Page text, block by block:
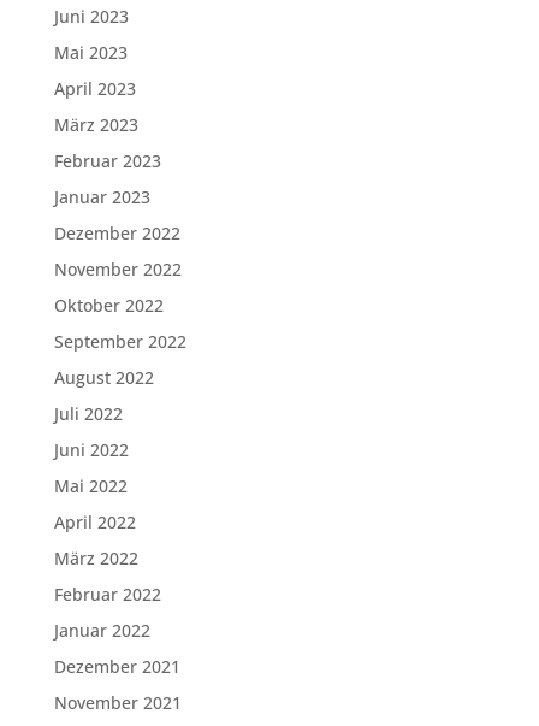
Juni 2023
Mai 2023
April 2023
März 2023
Februar 2023
Januar 2023
Dezember 2022
November 2022
Oktober 2022
September 2022
August 2022
Juli 2022
Juni 2022
Mai 2022
April 2022
März 2022
Februar 2022
Januar 2022
Dezember 2021
November 2021